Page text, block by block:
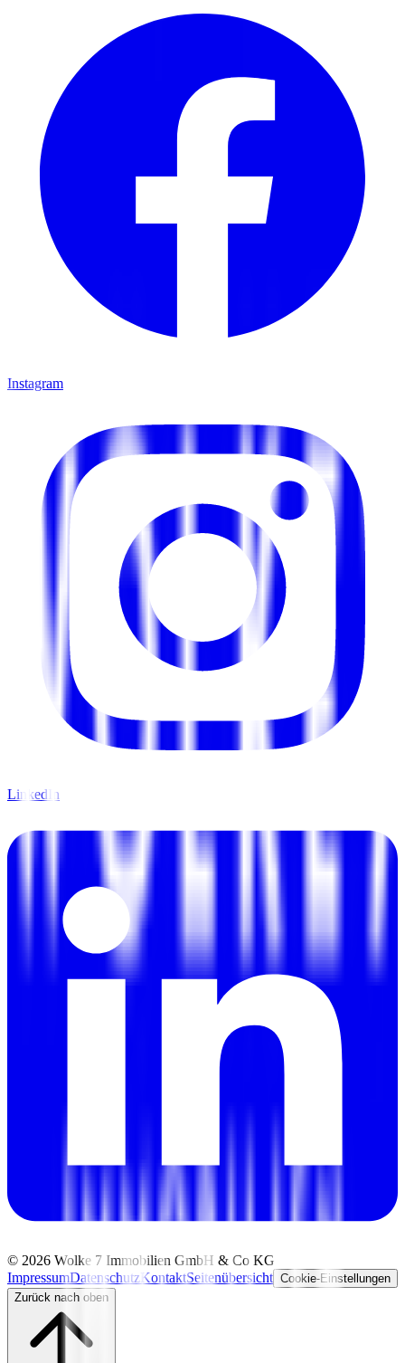
Instagram
LinkedIn
© 2026 Wolke 7 Immobilien GmbH & Co KG
ImpressumDatenschutzKontaktSeitenübersicht Cookie-Einstellungen
Zurück nach oben